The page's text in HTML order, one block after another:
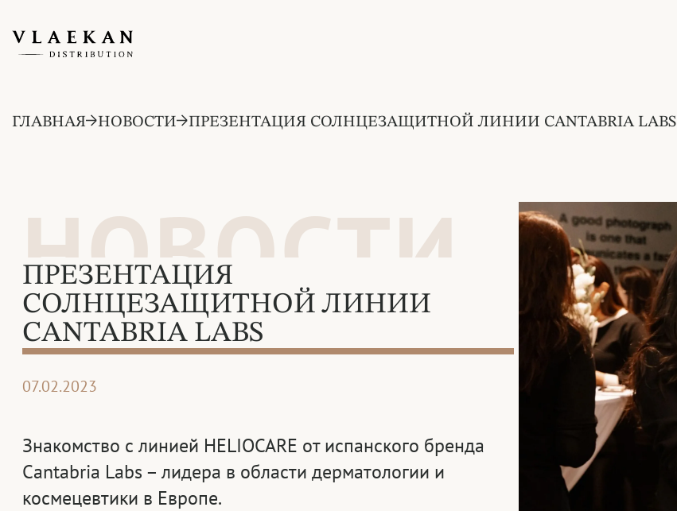
ГЛАВНАЯ НОВОСТИ ПРЕЗЕНТАЦИЯ СОЛНЦЕЗАЩИТНОЙ ЛИНИИ CANTABRIA LABS
НОВОСТИ
ПРЕЗЕНТАЦИЯ
СОЛНЦЕЗАЩИТНОЙ ЛИНИИ
CANTABRIA LABS
07.02.2023
Знакомство с линией HELIOCARE от испанского бренда
Cantabria Labs – лидера в области дерматологии и
космецевтики в Европе.